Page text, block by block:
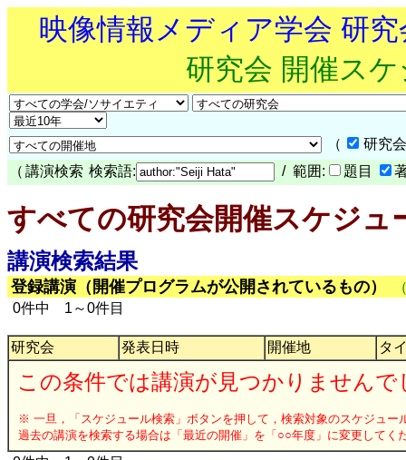
映像情報メディア学会 研
研究会 開催ス
（
研究
（ 講演検索 検索語: / 範囲: 題目
すべての研究会開催スケジュ
講演検索結果
登録講演（開催プログラムが公開されているもの）
0件中 1～0件目
研究会 発表日時 開催地 タ
この条件では講演が見つかりませんで
※ 一旦，「スケジュール検索」ボタンを押して，検索対象のスケジュー
過去の講演を検索する場合は「最近の開催」を「○○年度」に変更してく